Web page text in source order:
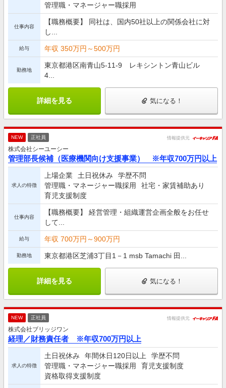
管理職・マネージャー職採用
仕事内容
【職務概要】 同社は、国内50社以上の関係会社に対
し...
給与 年収 350万円～500万円
勤務地
東京都港区南青山5-11-9 レキシントン青山ビル
4...
詳細を見る 気になる！
NEW 正社員 情報提供元
株式会社シーユーシー
管理部長候補（医療機関向け支援事業） ※年収700万円以上
求人の特徴
上場企業 土日祝休み
学歴不問
管理職・マネージャー職採用
社宅・家賃補助あり
育児支援制度
仕事内容
【職務概要】 経営管理・組織運営企画全般をお任せ
して...
給与 年収 700万円～900万円
勤務地 東京都港区芝浦3丁目1－1 msb Tamachi 田...
詳細を見る 気になる！
NEW 正社員 情報提供元
株式会社ブリッジワン
経理／財務責任者 ※年収700万円以上
求人の特徴
土日祝休み 年間休日120日以上
学歴不問
管理職・マネージャー職採用
育児支援制度
資格取得支援制度